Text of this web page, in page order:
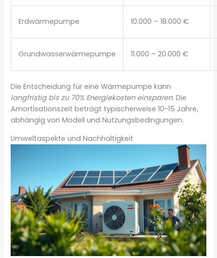
Erdwärmepumpe 10.000 – 18.000 €
Grundwasserwärmepumpe 11.000 – 20.000 €
Die Entscheidung für eine Wärmepumpe kann
langfristig bis zu 70% Energiekosten einsparen. Die
Amortisationszeit beträgt typischerweise 10-15 Jahre,
abhängig von Modell und Nutzungsbedingungen.
Umweltaspekte und Nachhaltigkeit